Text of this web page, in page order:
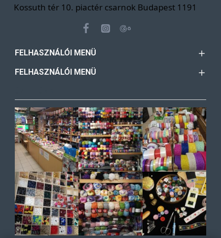
Kossuth tér 10. piactér csarnok Budapest 1191
FELHASZNÁLÓI MENÜ
FELHASZNÁLÓI MENÜ